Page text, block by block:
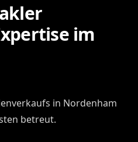
im
in Nordenham
betreut.